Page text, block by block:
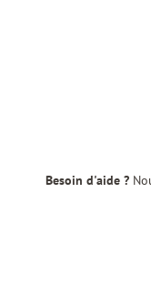
Besoin d'aide ?